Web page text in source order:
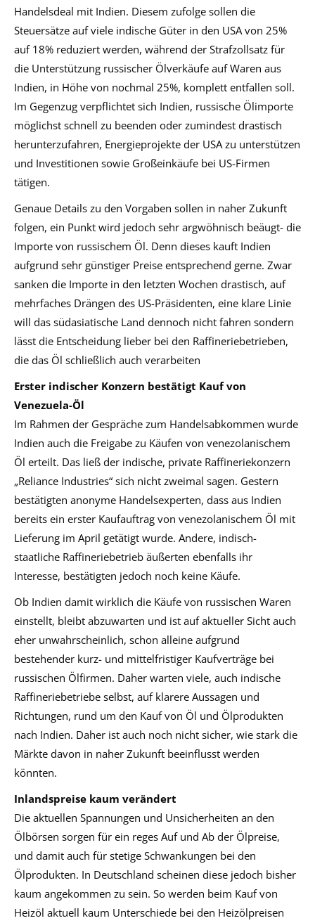
Handelsdeal mit Indien. Diesem zufolge sollen die
Steuersätze auf viele indische Güter in den USA von 25%
auf 18% reduziert werden, während der Strafzollsatz für
die Unterstützung russischer Ölverkäufe auf Waren aus
Indien, in Höhe von nochmal 25%, komplett entfallen soll.
Im Gegenzug verpflichtet sich Indien, russische Ölimporte
möglichst schnell zu beenden oder zumindest drastisch
herunterzufahren, Energieprojekte der USA zu unterstützen
und Investitionen sowie Großeinkäufe bei US-Firmen
tätigen.
Genaue Details zu den Vorgaben sollen in naher Zukunft
folgen, ein Punkt wird jedoch sehr argwöhnisch beäugt- die
Importe von russischem Öl. Denn dieses kauft Indien
aufgrund sehr günstiger Preise entsprechend gerne. Zwar
sanken die Importe in den letzten Wochen drastisch, auf
mehrfaches Drängen des US-Präsidenten, eine klare Linie
will das südasiatische Land dennoch nicht fahren sondern
lässt die Entscheidung lieber bei den Raffineriebetrieben,
die das Öl schließlich auch verarbeiten
Erster indischer Konzern bestätigt Kauf von
Venezuela-Öl
Im Rahmen der Gespräche zum Handelsabkommen wurde
Indien auch die Freigabe zu Käufen von venezolanischem
Öl erteilt. Das ließ der indische, private Raffineriekonzern
„Reliance Industries“ sich nicht zweimal sagen. Gestern
bestätigten anonyme Handelsexperten, dass aus Indien
bereits ein erster Kaufauftrag von venezolanischem Öl mit
Lieferung im April getätigt wurde. Andere, indisch-
staatliche Raffineriebetrieb äußerten ebenfalls ihr
Interesse, bestätigten jedoch noch keine Käufe.
Ob Indien damit wirklich die Käufe von russischen Waren
einstellt, bleibt abzuwarten und ist auf aktueller Sicht auch
eher unwahrscheinlich, schon alleine aufgrund
bestehender kurz- und mittelfristiger Kaufverträge bei
russischen Ölfirmen. Daher warten viele, auch indische
Raffineriebetriebe selbst, auf klarere Aussagen und
Richtungen, rund um den Kauf von Öl und Ölprodukten
nach Indien. Daher ist auch noch nicht sicher, wie stark die
Märkte davon in naher Zukunft beeinflusst werden
könnten.
Inlandspreise kaum verändert
Die aktuellen Spannungen und Unsicherheiten an den
Ölbörsen sorgen für ein reges Auf und Ab der Ölpreise,
und damit auch für stetige Schwankungen bei den
Ölprodukten. In Deutschland scheinen diese jedoch bisher
kaum angekommen zu sein. So werden beim Kauf von
Heizöl aktuell kaum Unterschiede bei den Heizölpreisen